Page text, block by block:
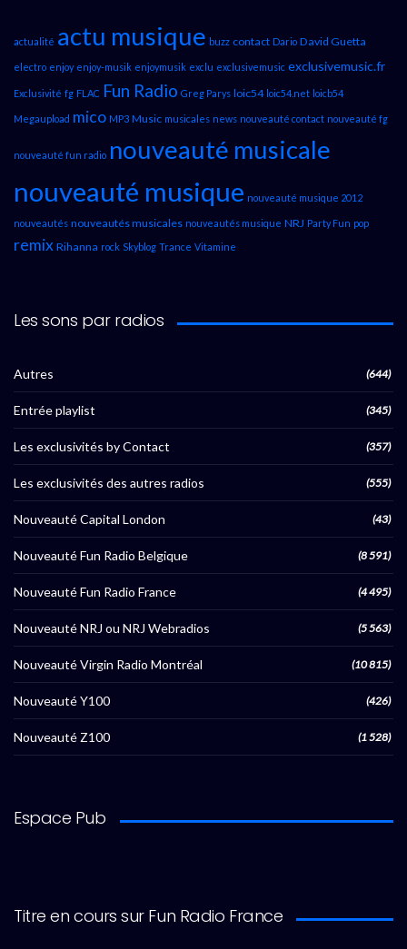
actualité actu musique buzz contact Dario David Guetta
electro enjoy enjoy-musik enjoymusik exclu exclusivemusic exclusivemusic.fr
Exclusivité fg FLAC Fun Radio Greg Parys loic54 loic54.net loicb54
Megaupload mico MP3 Music musicales news nouveauté contact nouveauté fg
nouveauté fun radio nouveauté musicale
nouveauté musique nouveauté musique 2012
nouveautés nouveautés musicales nouveautés musique NRJ Party Fun pop
remix Rihanna rock Skyblog Trance Vitamine
Les sons par radios
Autres (644)
Entrée playlist (345)
Les exclusivités by Contact (357)
Les exclusivités des autres radios (555)
Nouveauté Capital London (43)
Nouveauté Fun Radio Belgique (8 591)
Nouveauté Fun Radio France (4 495)
Nouveauté NRJ ou NRJ Webradios (5 563)
Nouveauté Virgin Radio Montréal (10 815)
Nouveauté Y100 (426)
Nouveauté Z100 (1 528)
Espace Pub
Titre en cours sur Fun Radio France